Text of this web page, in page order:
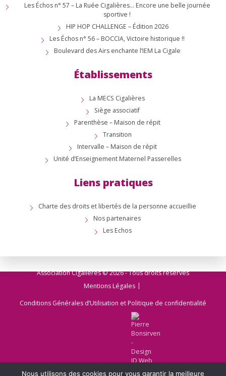
Les Échos n° 57 – La Ruée Cigalières… Encore une belle journée
sportive !
HIP HOP CHALLENGE – Édition 2026
Les Échos n° 56 – BOCCIA, Victoire historique !!
Boulevard des Airs enchante l’IEM La Cigale
Établissements
La MECS Cigalières
Siège associatif
Parenthèse – Maison de répit
Transition
Intervalle – Maison de répit
Unité d’Enseignement Maternel Passerelles
Liens pratiques
Charte des droits et libertés de la personne accueillie
Nos partenaires
Les Echos
Association Cigalières © 2026 - Tous droits réservés
Mentions Légales
Conditions Générales d’Utilisation et Politique de confidentialité
Nous utilisons des cookies pour vous garantir la meilleure